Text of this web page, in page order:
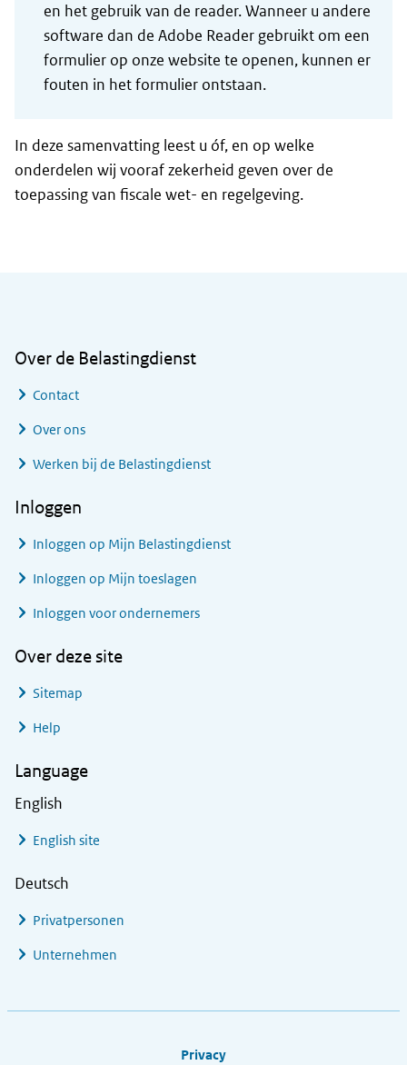
en het gebruik van de reader. Wanneer u andere
software dan de Adobe Reader gebruikt om een
formulier op onze website te openen, kunnen er
fouten in het formulier ontstaan.
In deze samenvatting leest u óf, en op welke
onderdelen wij vooraf zekerheid geven over de
toepassing van fiscale wet- en regelgeving.
Over de Belastingdienst
Contact
Over ons
Werken bij de Belastingdienst
Inloggen
Inloggen op Mijn Belastingdienst
Inloggen op Mijn toeslagen
Inloggen voor ondernemers
Over deze site
Sitemap
Help
Language
English
English site
Deutsch
Privatpersonen
Unternehmen
Privacy